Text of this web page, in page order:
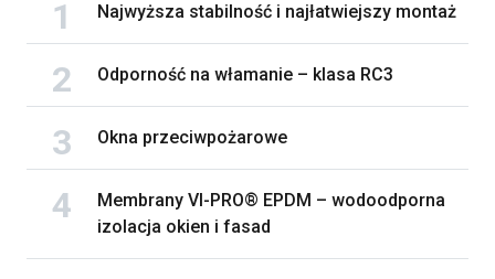
Najwyższa stabilność i najłatwiejszy montaż
Odporność na włamanie – klasa RC3
Okna przeciwpożarowe
Membrany VI-PRO® EPDM – wodoodporna
izolacja okien i fasad